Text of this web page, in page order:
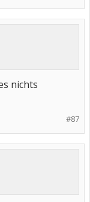
nichts
#87